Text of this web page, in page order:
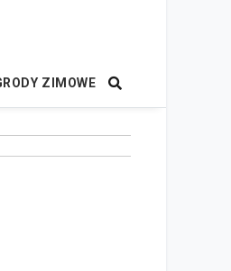
ZIMOWE